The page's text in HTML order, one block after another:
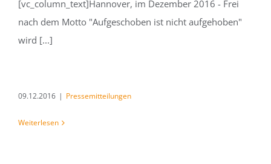
[vc_column_text]Hannover, im Dezember 2016 - Frei
nach dem Motto "Aufgeschoben ist nicht aufgehoben"
wird [...]
09.12.2016 | Pressemitteilungen
Weiterlesen